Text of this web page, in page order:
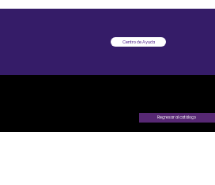
Centro de Ayuda
Regresar al catálogo